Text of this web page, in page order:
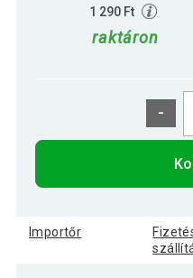
1 290 Ft
raktáron
-
Importőr